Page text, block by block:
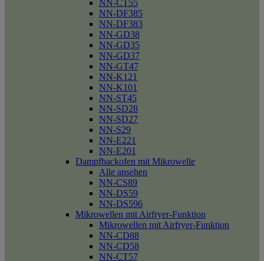
NN-CT55
NN-DF385
NN-DF383
NN-GD38
NN-GD35
NN-GD37
NN-GT47
NN-K121
NN-K101
NN-ST45
NN-SD28
NN-SD27
NN-S29
NN-E221
NN-E201
Dampfbackofen mit Mikrowelle
Alle ansehen
NN-CS89
NN-DS59
NN-DS596
Mikrowellen mit Airfryer-Funktion
Mikrowellen mit Airfryer-Funktion
NN-CD88
NN-CD58
NN-CT57